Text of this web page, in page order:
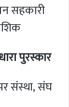
सहकारी
पुरस्कार
संस्था, संघ